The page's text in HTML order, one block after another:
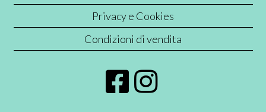
Privacy e Cookies
Condizioni di vendita